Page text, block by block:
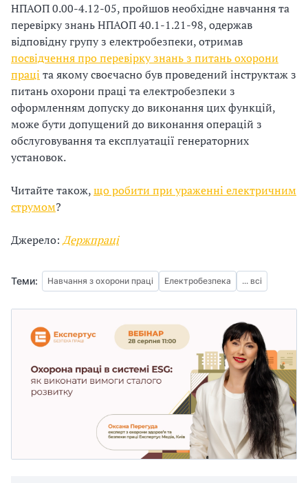
НПАОП 0.00-4.12-05, пройшов необхідне навчання та
перевірку знань НПАОП 40.1-1.21-98, одержав
відповідну групу з електробезпеки, отримав
посвідчення про перевірку знань з питань охорони
праці та якому своєчасно був проведений інструктаж з
питань охорони праці та електробезпеки з
оформленням допуску до виконання цих функцій,
може бути допущений до виконання операцій з
обслуговування та експлуатації генераторних
установок.
Читайте також,що робити при ураженні електричним
струмом?
Джерело: Держпраці
Теми: Навчання з охорони праці Електробезпека ... всі